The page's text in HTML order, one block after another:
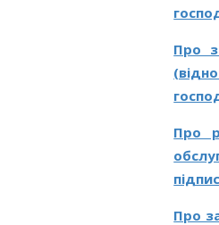
Про
Про
Про